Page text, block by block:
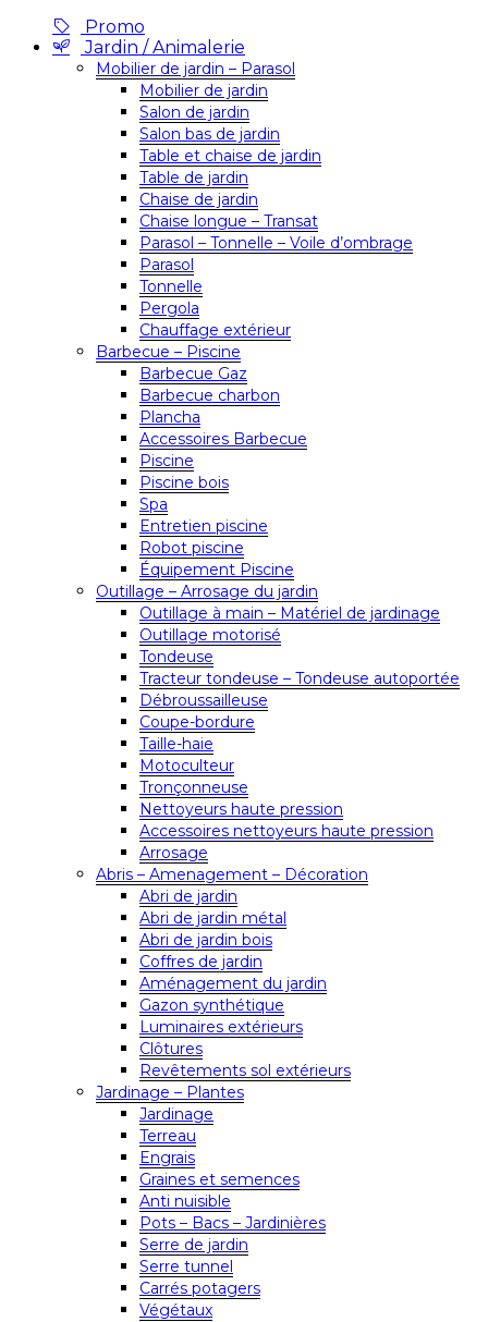
Promo
Jardin / Animalerie
Mobilier de jardin – Parasol
Mobilier de jardin
Salon de jardin
Salon bas de jardin
Table et chaise de jardin
Table de jardin
Chaise de jardin
Chaise longue – Transat
Parasol – Tonnelle – Voile d’ombrage
Parasol
Tonnelle
Pergola
Chauffage extérieur
Barbecue – Piscine
Barbecue Gaz
Barbecue charbon
Plancha
Accessoires Barbecue
Piscine
Piscine bois
Spa
Entretien piscine
Robot piscine
Équipement Piscine
Outillage – Arrosage du jardin
Outillage à main – Matériel de jardinage
Outillage motorisé
Tondeuse
Tracteur tondeuse – Tondeuse autoportée
Débroussailleuse
Coupe-bordure
Taille-haie
Motoculteur
Tronçonneuse
Nettoyeurs haute pression
Accessoires nettoyeurs haute pression
Arrosage
Abris – Amenagement – Décoration
Abri de jardin
Abri de jardin métal
Abri de jardin bois
Coffres de jardin
Aménagement du jardin
Gazon synthétique
Luminaires extérieurs
Clôtures
Revêtements sol extérieurs
Jardinage – Plantes
Jardinage
Terreau
Engrais
Graines et semences
Anti nuisible
Pots – Bacs – Jardinières
Serre de jardin
Serre tunnel
Carrés potagers
Végétaux